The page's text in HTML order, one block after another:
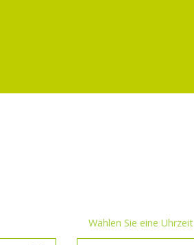
Wählen Sie eine Uhrzeit